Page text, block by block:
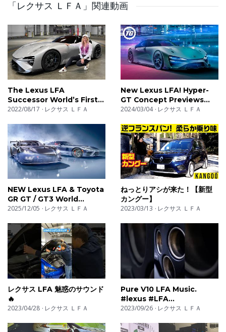
「レクサス ＬＦＡ」関連動画
The Lexus LFA
Successor World’s First
Look
2022/08/17 レクサス ＬＦＡ
New Lexus LFA! Hyper-
GT Concept Previews
Next Halo Model
2024/03/04 レクサス ＬＦＡ
NEW Lexus LFA & Toyota
GR GT / GT3 World
Premiere
2025/12/05 レクサス ＬＦＡ
ねっとりアシが来た！【新型
カングー】
2023/03/13 レクサス ＬＦＡ
レクサス LFA 魅惑のサウンド
🔥
2023/04/28 レクサス ＬＦＡ
Pure V10 LFA Music.
#lexus #LFA
#throttlehouse
2023/09/26 レクサス ＬＦＡ